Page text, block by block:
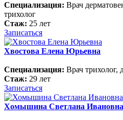
Специализация: Врач
трихолог
Стаж: 25 лет
Записаться
Хвостова Елена Юрьевна
Специализация: Врач трихолог,
Стаж: 29 лет
Записаться
Хомышина Светлана Ивановна